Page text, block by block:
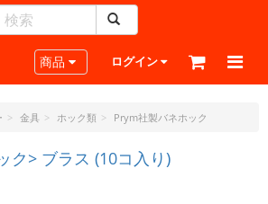
Toggle navigation
商品 ログイン
金具 ホック類 Prym社製バネホック
ク> ブラス (10コ入り)